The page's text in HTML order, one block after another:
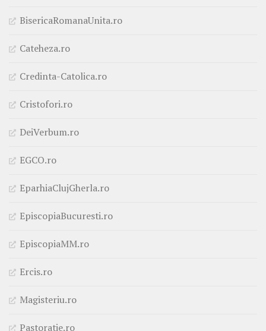
BisericaRomanaUnita.ro
Cateheza.ro
Credinta-Catolica.ro
Cristofori.ro
DeiVerbum.ro
EGCO.ro
EparhiaClujGherla.ro
EpiscopiaBucuresti.ro
EpiscopiaMM.ro
Ercis.ro
Magisteriu.ro
Pastoratie.ro